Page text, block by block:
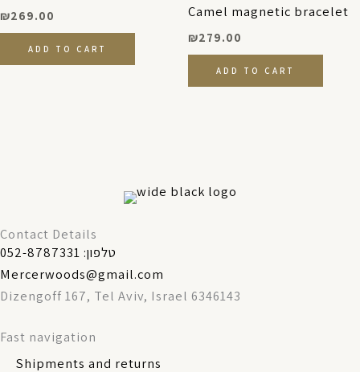
₪269.00
ADD TO CART
Camel magnetic bracelet
₪279.00
ADD TO CART
Contact Details
טלפון: 052-8787331
Mercerwoods@gmail.com
Dizengoff 167, Tel Aviv, Israel 6346143
Fast navigation
Shipments and returns